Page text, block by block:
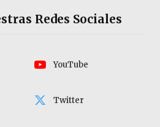
Redes Sociales
YouTube
Twitter